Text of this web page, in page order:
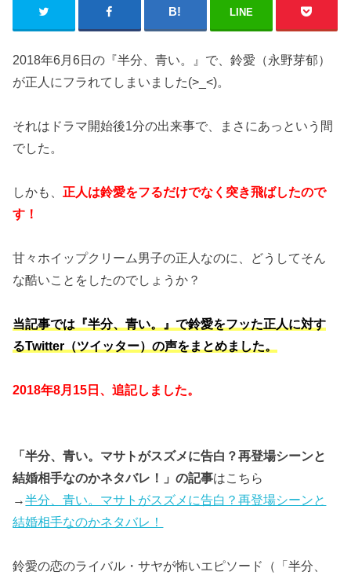
LINE
2018年6月6日の『半分、青い。』で、鈴愛（永野芽郁）
が正人にフラれてしまいました(>_<)。
それはドラマ開始後1分の出来事で、まさにあっという間
でした。
しかも、 正人は鈴愛をフるだけでなく突き飛ばしたので
す！
甘々ホイップクリーム男子の正人なのに、どうしてそん
な酷いことをしたのでしょうか？
当記事では『半分、青い。』で鈴愛をフッた正人に対す
るTwitter（ツイッター）の声をまとめました。
2018年8月15日、追記しました。
「半分、青い。マサトがスズメに告白？再登場シーンと
結婚相手なのかネタバレ！」の記事はこちら
→半分、青い。マサトがスズメに告白？再登場シーンと
結婚相手なのかネタバレ！
鈴愛の恋のライバル・サヤが怖いエピソード（「半分、